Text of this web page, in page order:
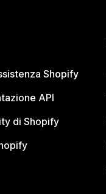
Shopify
API
di Shopify